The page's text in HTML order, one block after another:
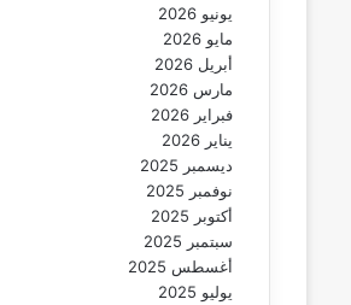
يونيو 2026
مايو 2026
أبريل 2026
مارس 2026
فبراير 2026
يناير 2026
ديسمبر 2025
نوفمبر 2025
أكتوبر 2025
سبتمبر 2025
أغسطس 2025
يوليو 2025